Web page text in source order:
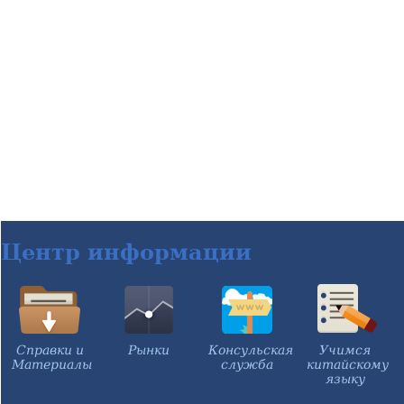
Центр информации
Справки и
Материалы
Рынки
Консульская
служба
Учимся
китайскому
языку